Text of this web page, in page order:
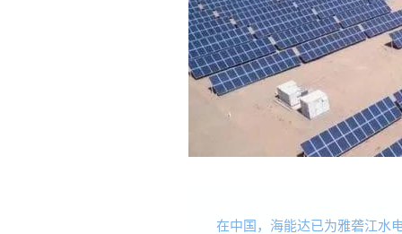
在中国，海能达已为雅砻江水